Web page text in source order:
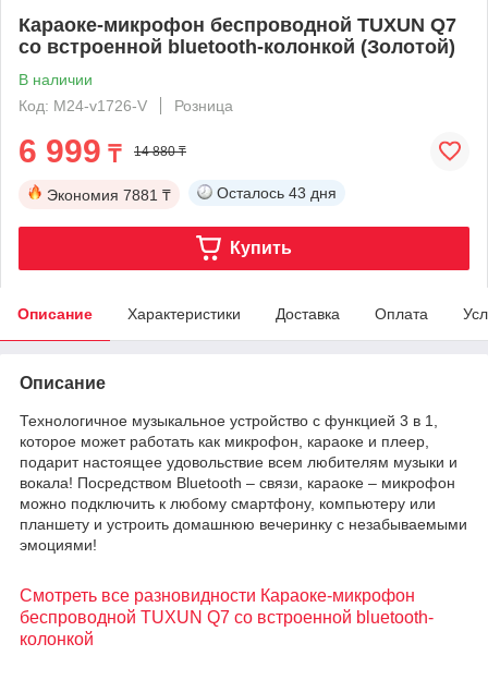
Караоке-микрофон беспроводной TUXUN Q7
со встроенной bluetooth-колонкой (Золотой)
В наличии
Код: M24-v1726-V
Розница
6 999 ₸ 14 880 ₸
Экономия 7881 ₸ Осталось 43 дня
Купить
Описание Характеристики Доставка Оплата
Описание
Технологичное музыкальное устройство с функцией 3 в 1,
которое может работать как микрофон, караоке и плеер,
подарит настоящее удовольствие всем любителям музыки и
вокала! Посредством Bluetooth – связи, караоке – микрофон
можно подключить к любому смартфону, компьютеру или
планшету и устроить домашнюю вечеринку с незабываемыми
эмоциями!
Смотреть все разновидности Караоке-микрофон
беспроводной TUXUN Q7 со встроенной bluetooth-
колонкой